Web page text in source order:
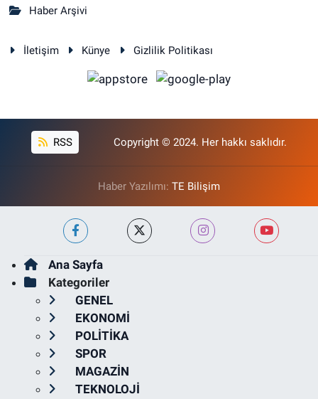
Haber Arşivi
İletişim Künye Gizlilik Politikası
RSS Copyright © 2024. Her hakkı saklıdır.
Haber Yazılımı: TE Bilişim
Ana Sayfa
Kategoriler
GENEL
EKONOMİ
POLİTİKA
SPOR
MAGAZİN
TEKNOLOJİ